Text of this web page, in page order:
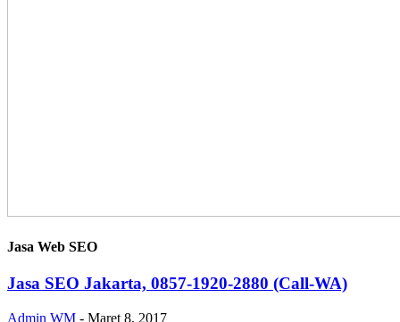
Jasa Web SEO
Jasa SEO Jakarta, 0857-1920-2880 (Call-WA)
Admin WM - Maret 8, 2017